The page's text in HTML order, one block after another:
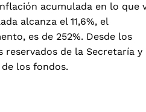
acumulada en lo que
alcanza el 11,6%, el
es de 252%. Desde los
reservados de la Secretaría y
los fondos.